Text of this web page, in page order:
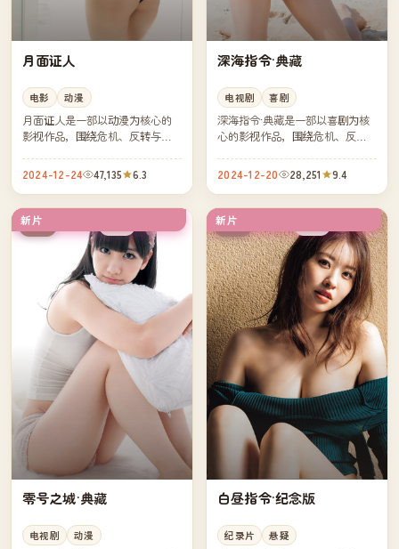
月面证人
电影 动漫
月面证人是一部以动漫为核心的
影视作品，围绕危机、反转与人
得推荐观看。
2024-12-24 47,135 6.3
深海指令·典藏
电视剧 喜剧
深海指令·典藏是一部以喜剧为核
心的影视作品，围绕危机、反转
凑，值得推荐观看。
2024-12-20 28,251 9.4
新片
中国
零号之城·典藏
电视剧 动漫
新片
美国
白昼指令·纪念版
纪录片 悬疑